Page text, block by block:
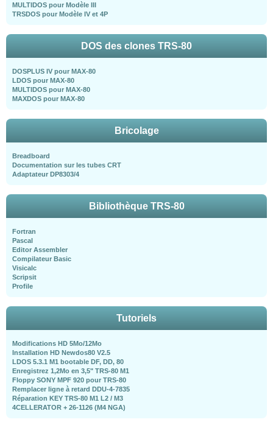
MULTIDOS pour Modèle III
TRSDOS pour Modèle IV et 4P
DOS des clones TRS-80
DOSPLUS IV pour MAX-80
LDOS pour MAX-80
MULTIDOS pour MAX-80
MAXDOS pour MAX-80
Bricolage
Breadboard
Documentation sur les tubes CRT
Adaptateur DP8303/4
Bibliothèque TRS-80
Fortran
Pascal
Editor Assembler
Compilateur Basic
Visicalc
Scripsit
Profile
Tutoriels
Modifications HD 5Mo/12Mo
Installation HD Newdos80 V2.5
LDOS 5.3.1 M1 bootable DF, DD, 80
Enregistrez 1,2Mo en 3,5" TRS-80 M1
Floppy SONY MPF 920 pour TRS-80
Remplacer ligne à retard DDU-4-7835
Réparation KEY TRS-80 M1 L2 / M3
4CELLERATOR + 26-1126 (M4 NGA)